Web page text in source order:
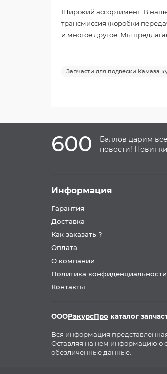
Широкий ассортимент: В
трансмиссия (коробки
и многое другое. Мы
Запчасти для подвески Камаза
600
Баллов дарим
новости!
Информация
Гарантия
Доставка
Как заказать ?
Оплата
О компании
Политика конфиденциальности
Контакты
ОООРакурсПро каталог
Вся информация
Оставляя на нем информацию о
обезличенные данные.